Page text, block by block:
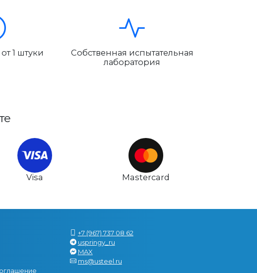
1 штуки
Собственная испытательная
лаборатория
Visa Mastercard
+7 (967) 737 08 62
uspringy_ru
MAX
ms@usteel.ru